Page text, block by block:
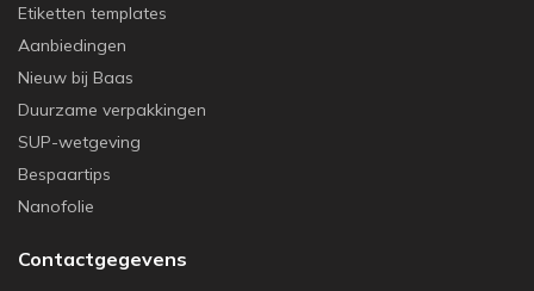
Etiketten templates
Aanbiedingen
Nieuw bij Baas
Duurzame verpakkingen
SUP-wetgeving
Bespaartips
Nanofolie
Contactgegevens